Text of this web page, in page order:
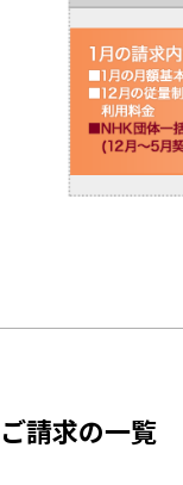
ご請求の一覧